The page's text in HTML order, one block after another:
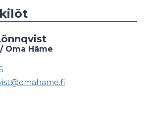
Oma Häme